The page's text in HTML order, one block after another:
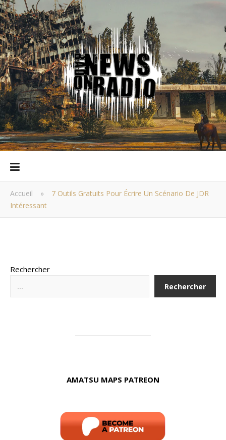
Accueil »
7 Outils Gratuits Pour Écrire Un Scénario De JDR
Intéressant
Rechercher
Rechercher
AMATSU MAPS PATREON